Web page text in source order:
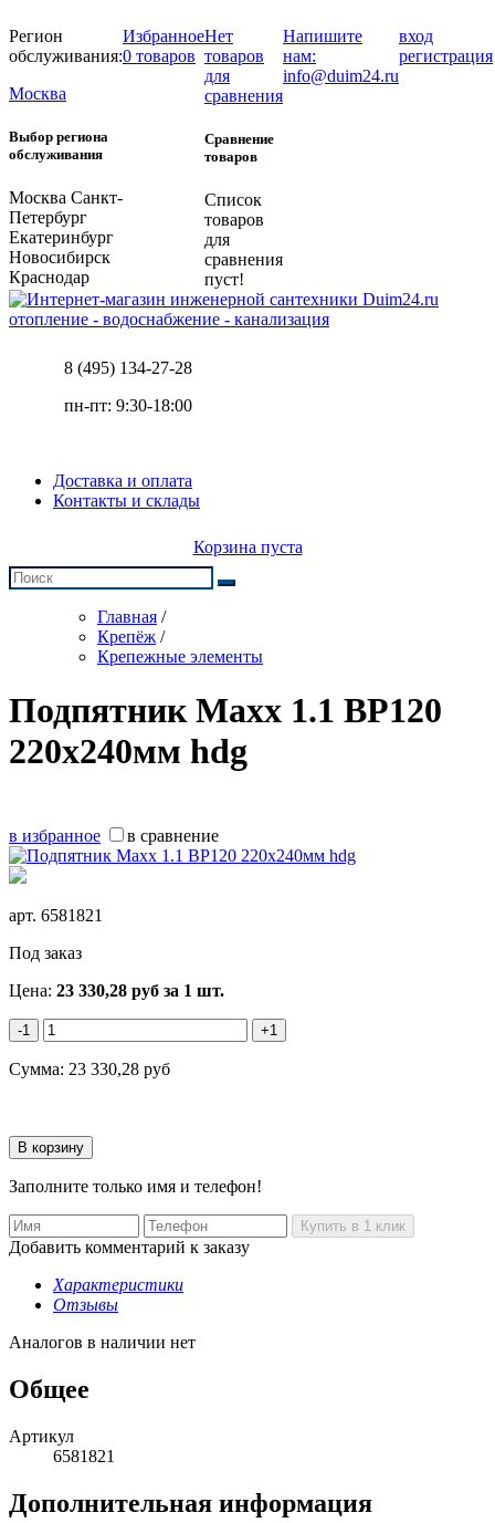
Регион
обслуживания:
Москва
Выбор региона
обслуживания
Москва Санкт-
Петербург
Екатеринбург
Новосибирск
Краснодар
Избранное
0 товаров
Нет
товаров
для
сравнения
Сравнение
товаров
Список
товаров
для
сравнения
пуст!
Напишите
нам:
info@duim24.ru
вход
регистрация
отопление - водоснабжение - канализация
8 (495) 134-27-28
пн-пт: 9:30-18:00
Доставка и оплата
Контакты и склады
Корзина пуста
Главная /
Крепёж /
Крепежные элементы
Подпятник Maxx 1.1 BP120
220x240мм hdg
в избранное в сравнение
арт. 6581821
Под заказ
Цена: 23 330,28 руб за 1 шт.
-1 +1
Сумма: 23 330,28 руб
Заполните только имя и телефон!
Добавить комментарий к заказу
Характеристики
Отзывы
Аналогов в наличии нет
Общее
Артикул
6581821
Дополнительная информация